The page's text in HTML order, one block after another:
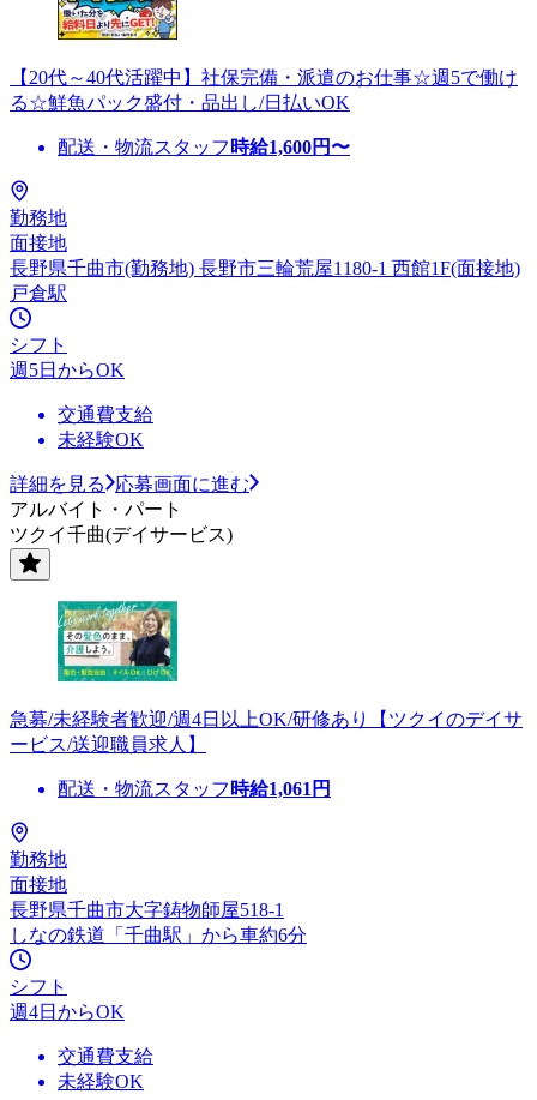
【20代～40代活躍中】社保完備・派遣のお仕事☆週5で働け
る☆鮮魚パック盛付・品出し/日払いOK
配送・物流スタッフ 時給1,600円〜
勤務地
面接地
長野県千曲市(勤務地) 長野市三輪荒屋1180-1 西館1F(面接地)
戸倉駅
シフト
週5日からOK
交通費支給
未経験OK
詳細を見る
応募画面に進む
アルバイト・パート
ツクイ千曲(デイサービス)
急募/未経験者歓迎/週4日以上OK/研修あり【ツクイのデイサ
ービス/送迎職員求人】
配送・物流スタッフ 時給1,061 円
勤務地
面接地
長野県千曲市大字鋳物師屋518-1
しなの鉄道「千曲駅」から車約6分
シフト
週4日からOK
交通費支給
未経験OK